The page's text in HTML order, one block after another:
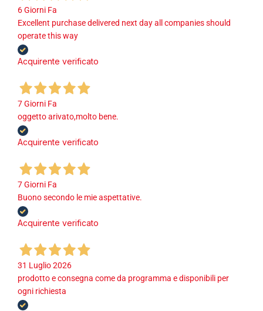
6 Giorni Fa
Excellent purchase delivered next day all companies should
operate this way
Acquirente verificato
7 Giorni Fa
oggetto arivato,molto bene.
Acquirente verificato
7 Giorni Fa
Buono secondo le mie aspettative.
Acquirente verificato
31 Luglio 2026
prodotto e consegna come da programma e disponibili per
ogni richiesta